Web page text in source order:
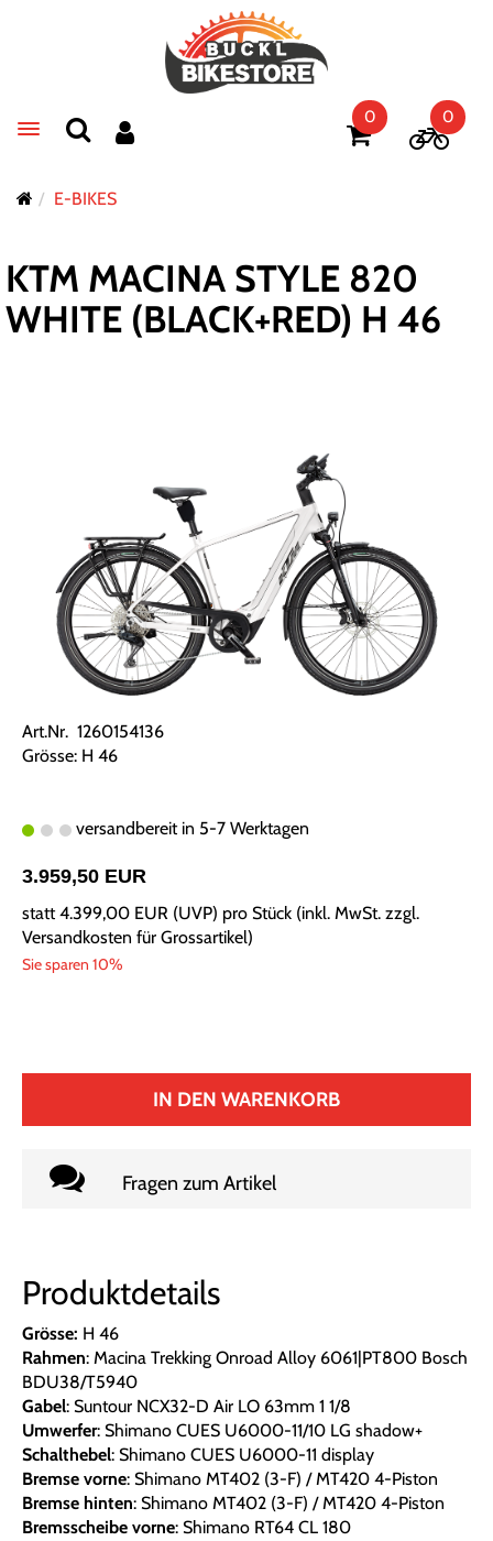
Toggle navigation
0 0
E-BIKES
KTM MACINA STYLE 820
WHITE (BLACK+RED) H 46
Art.Nr. 1260154136
Grösse: H 46
versandbereit in 5-7 Werktagen
3.959,50 EUR
statt4.399,00 EUR (UVP) pro Stück (inkl. MwSt. zzgl.
Versandkosten für Grossartikel)
Sie sparen 10%
IN DEN WARENKORB
Fragen zum Artikel
Produktdetails
Grösse: H 46
Rahmen: Macina Trekking Onroad Alloy 6061|PT800 Bosch
BDU38/T5940
Gabel: Suntour NCX32-D Air LO 63mm 1 1/8
Umwerfer: Shimano CUES U6000-11/10 LG shadow+
Schalthebel: Shimano CUES U6000-11 display
Bremse vorne: Shimano MT402 (3-F) / MT420 4-Piston
Bremse hinten: Shimano MT402 (3-F) / MT420 4-Piston
Bremsscheibe vorne: Shimano RT64 CL 180